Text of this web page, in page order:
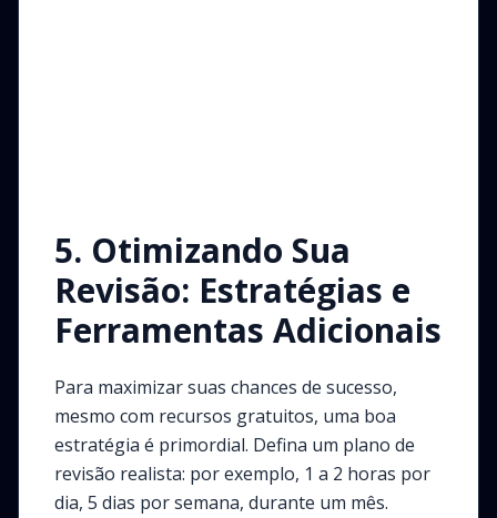
5. Otimizando Sua
Revisão: Estratégias e
Ferramentas Adicionais
Para maximizar suas chances de sucesso,
mesmo com recursos gratuitos, uma boa
estratégia é primordial. Defina um plano de
revisão realista: por exemplo, 1 a 2 horas por
dia, 5 dias por semana, durante um mês.